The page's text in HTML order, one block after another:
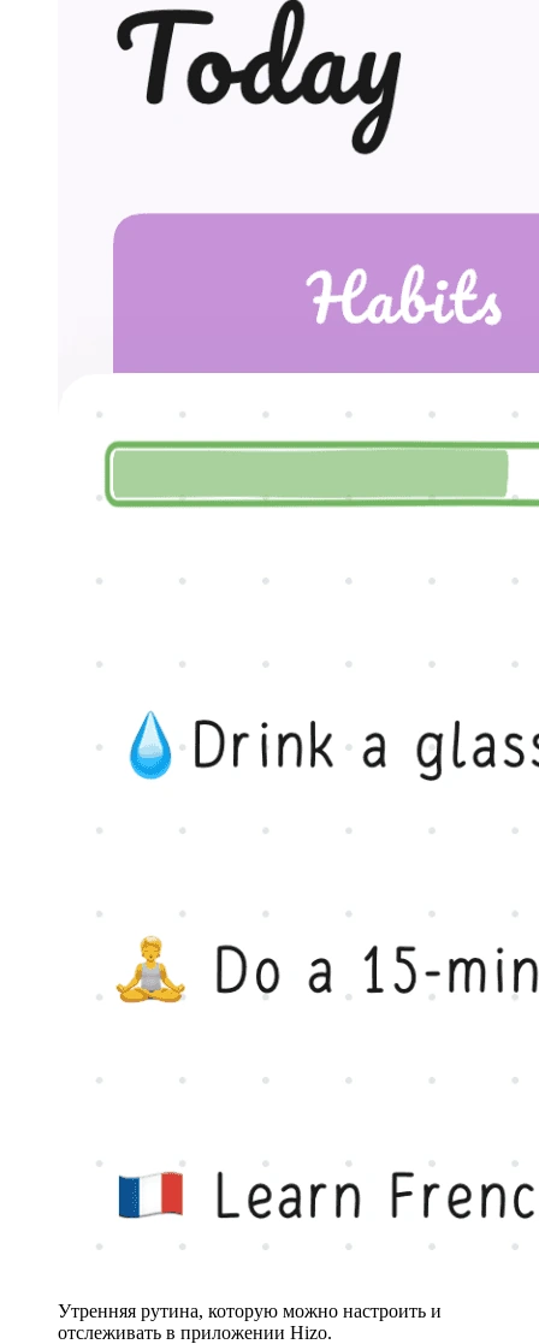
Утренняя рутина, которую можно настроить и
отслеживать в приложении Hizo.